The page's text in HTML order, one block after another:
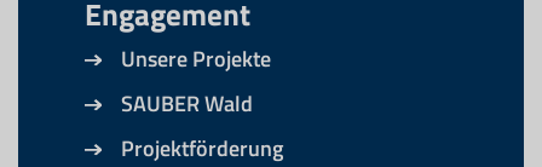
Engagement
Unsere Projekte
SAUBER Wald
Projektförderung